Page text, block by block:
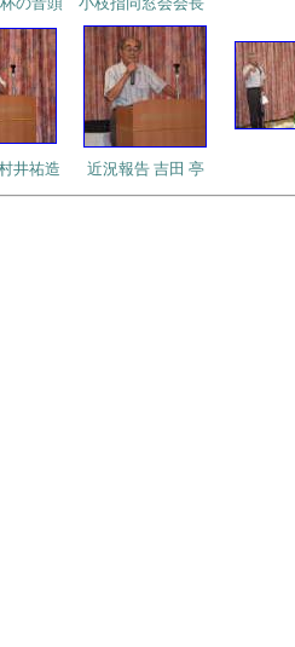
井祐造 近況報告 吉田 亭